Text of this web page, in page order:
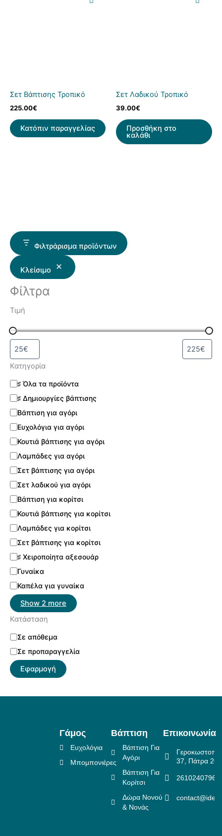
Φιλτράρισμα προϊόντων
Κλείσιμο
Φίλτρα
Τιμή
Κατηγορία
♯ Όλα τα προϊόντα
♯ Δημιουργίες βάπτισης
Βάπτιση για αγόρι
Ευχολόγια για αγόρι
Κουτιά βάπτισης για αγόρι
Λαμπάδες για αγόρι
Σετ βάπτισης για αγόρι
Σετ λαδικού για αγόρι
Βάπτιση για κορίτσι
Κουτιά βάπτισης για κορίτσι
Λαμπάδες για κορίτσι
Σετ βάπτισης για κορίτσι
♯ Χειροποίητα αξεσουάρ
Γυναίκα
Καπέλα για γυναίκα
Show 2 more
Κατάσταση
Σε απόθεμα
Σε προπαραγγελία
Εφαρμογή
Σετ Βάπτισης Τροπικό
225.00€
Κατόπιν παραγγελίας
Σετ Λαδικού Τροπικό
39.00€
Προσθήκη στο
καλάθι
Γάμος
Ευχολόγια
Μπομπονιέρες
Βάπτιση
Βάπτιση Για
Αγόρι
Βάπτιση Για
Κορίτσι
Δώρα Νονού
& Νονάς
Επικοινωνία
37, Πάτρα
2610240796